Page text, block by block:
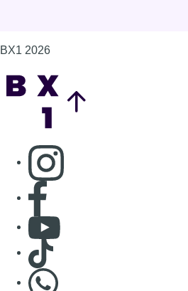
BX1 2026
Consulter page Instagram
Consulter page Facebook
Consulter Youtube
Consulter TikTok